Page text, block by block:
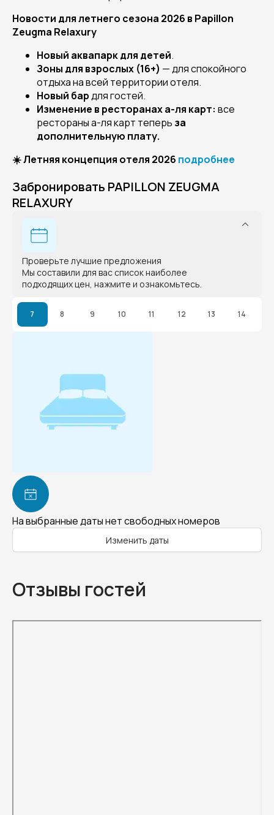
Новости для летнего сезона 2026 в Papillon
Zeugma Relaxury
Новый аквапарк для детей.
Зоны для взрослых (16+) — для спокойного
отдыха на всей территории отеля.
Новый бардля гостей.
Изменение в ресторанах а-ля карт: все
рестораны а-ля карт теперь за
дополнительную плату.
☀️ Летняя концепция отеля 2026 подробнее
Забронировать PAPILLON ZEUGMA
RELAXURY
Проверьте лучшие предложения
Мы составили для вас список наиболее
подходящих цен, нажмите и ознакомьтесь.
7 8 9 10 11 12 13 14
На выбранные даты нет свободных номеров
Изменить даты
Отзывы гостей